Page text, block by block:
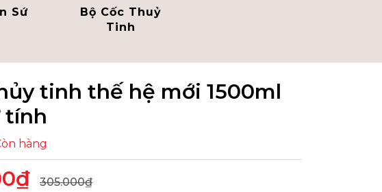
Sứ
Bộ Cốc Thuỷ
Tinh
tinh thế hệ mới 1500ml
tính
hàng
305.000₫